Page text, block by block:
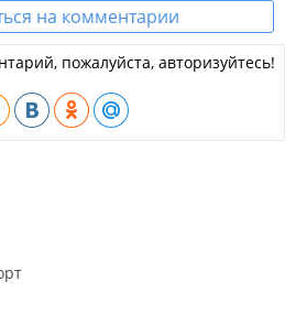
на комментарии
пожалуйста, авторизуйтесь!